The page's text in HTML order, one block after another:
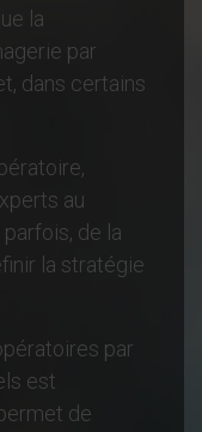
la
par
dans certains
au
parfois, de la
la stratégie
par
est
de